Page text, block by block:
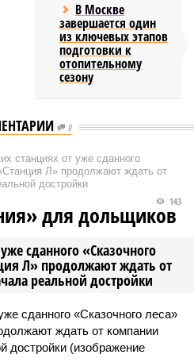
В Москве
завершается один
из ключевых этапов
подготовки к
отопительному
сезону
0
станциях от уже сданного
Л» продолжают ждать от
достройки
сданного «Сказочного
Л» продолжают ждать от
реальной достройки
143
для дольщиков